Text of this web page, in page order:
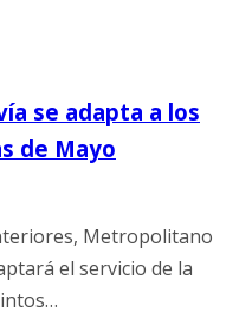
se adapta a los
de Mayo
Metropolitano
el servicio de la